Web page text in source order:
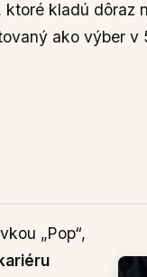
ktoré kladú dôraz
ako výber
„Pop“,